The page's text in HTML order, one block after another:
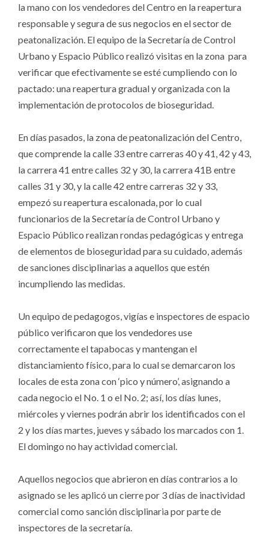
la mano con los vendedores del Centro en la reapertura
responsable y segura de sus negocios en el sector de
peatonalización. El equipo de la Secretaría de Control
Urbano y Espacio Público realizó visitas en la zona para
verificar que efectivamente se esté cumpliendo con lo
pactado: una reapertura gradual y organizada con la
implementación de protocolos de bioseguridad.
En días pasados, la zona de peatonalización del Centro,
que comprende la calle 33 entre carreras 40 y 41, 42 y 43,
la carrera 41 entre calles 32 y 30, la carrera 41B entre
calles 31 y 30, y la calle 42 entre carreras 32 y 33,
empezó su reapertura escalonada, por lo cual
funcionarios de la Secretaría de Control Urbano y
Espacio Público realizan rondas pedagógicas y entrega
de elementos de bioseguridad para su cuidado, además
de sanciones disciplinarias a aquellos que estén
incumpliendo las medidas.
Un equipo de pedagogos, vigías e inspectores de espacio
público verificaron que los vendedores use
correctamente el tapabocas y mantengan el
distanciamiento físico, para lo cual se demarcaron los
locales de esta zona con ‘pico y número’, asignando a
cada negocio el No. 1 o el No. 2; así, los días lunes,
miércoles y viernes podrán abrir los identificados con el
2 y los días martes, jueves y sábado los marcados con 1.
El domingo no hay actividad comercial.
Aquellos negocios que abrieron en días contrarios a lo
asignado se les aplicó un cierre por 3 días de inactividad
comercial como sanción disciplinaria por parte de
inspectores de la secretaría.